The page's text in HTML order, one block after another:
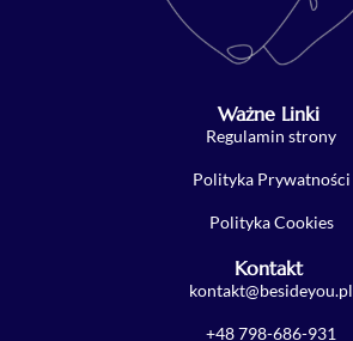
Ważne Linki
Regulamin strony
Polityka Prywatności
Polityka Cookies
Kontakt
kontakt@besideyou.pl
+48 798-686-931